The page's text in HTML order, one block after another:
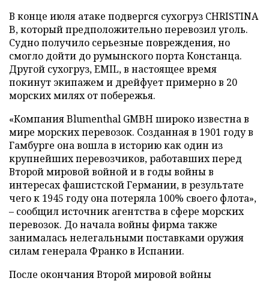
В конце июля атаке подвергся сухогруз CHRISTINA
B, который предположительно перевозил уголь.
Судно получило серьезные повреждения, но
смогло дойти до румынского порта Констанца.
Другой сухогруз, EMIL, в настоящее время
покинут экипажем и дрейфует примерно в 20
морских милях от побережья.
«Компания Blumenthal GMBH широко известна в
мире морских перевозок. Созданная в 1901 году в
Гамбурге она вошла в историю как один из
крупнейших перевозчиков, работавших перед
Второй мировой войной и в годы войны в
интересах фашистской Германии, в результате
чего к 1945 году она потеряла 100% своего флота»,
– сообщил источник агентства в сфере морских
перевозок. До начала войны фирма также
занималась нелегальными поставками оружия
силам генерала Франко в Испании.
После окончания Второй мировой войны